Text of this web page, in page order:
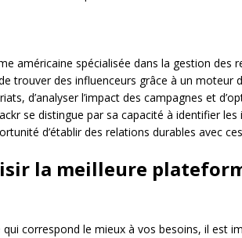
américaine spécialisée dans la gestion des
trouver des influenceurs grâce à un moteur
d’analyser l’impact des campagnes et
se distingue par sa capacité à identifier
d’établir des relations durables avec
la meilleure
correspond le mieux à vos besoins, il est